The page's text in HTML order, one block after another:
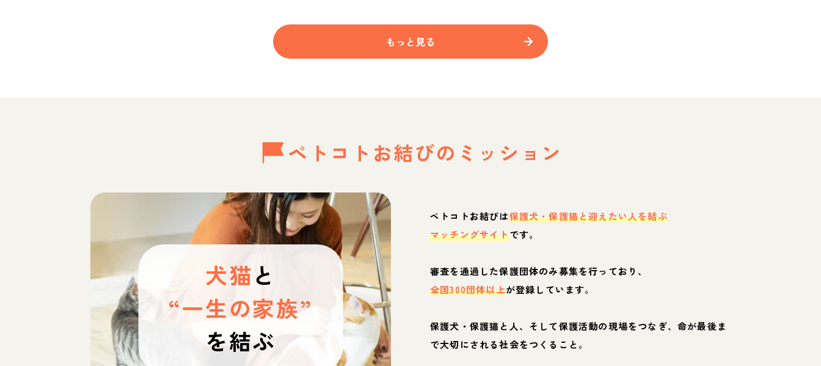
もっと見る
ペトコトお結びの ミッション
犬猫と
“一生の家族”
を結ぶ
ペトコトお結びは保護犬・保護猫と迎えたい人を結ぶ
マッチングサイトです。
審査を通過した保護団体のみ募集を行っており、
全国300団体以上が登録しています。
保護犬・保護猫と人、そして保護活動の現場をつなぎ、命が最後ま
で大切にされる社会をつくること。